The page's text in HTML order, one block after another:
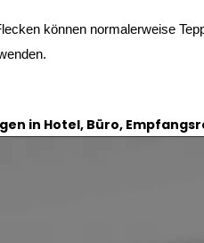
können normalerweise
in Hotel, Büro,